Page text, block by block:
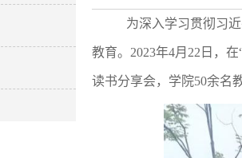
为深入学习贯彻习
教育。 2023年4月 22 日，
读书分享会，学院50余名